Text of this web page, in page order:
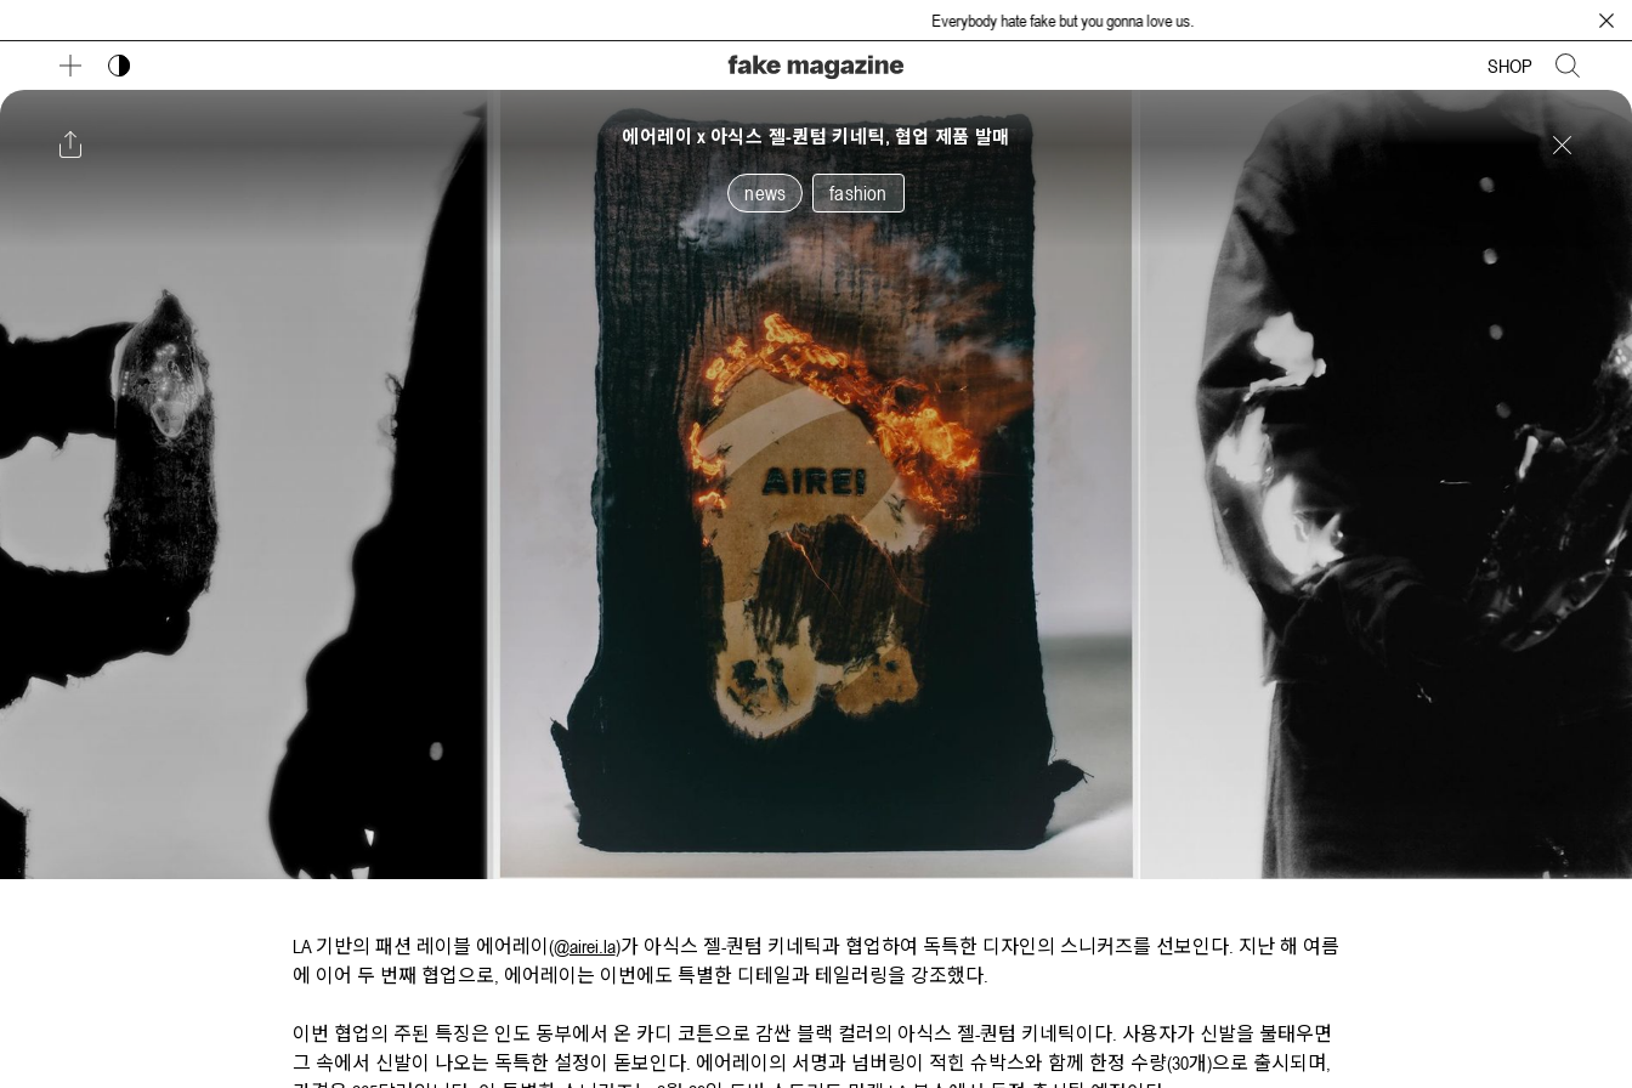
Everybody hate fake but you gonna love us.
다크 모드 토글 SHOP
에어레이 x 아식스 젤-퀀텀 키네틱, 협업 제품 발매
news fashion
LA 기반의 패션 레이블 에어레이(@airei.la)가 아식스 젤-퀀텀 키네틱과 협업하여 독특한 디자인의 스니커즈를 선보인다. 지난 해 여름
에 이어 두 번째 협업으로, 에어레이는 이번에도 특별한 디테일과 테일러링을 강조했다.
이번 협업의 주된 특징은 인도 동부에서 온 카디 코튼으로 감싼 블랙 컬러의 아식스 젤-퀀텀 키네틱이다. 사용자가 신발을 불태우면
그 속에서 신발이 나오는 독특한 설정이 돋보인다. 에어레이의 서명과 넘버링이 적힌 슈박스와 함께 한정 수량(30개)으로 출시되며,